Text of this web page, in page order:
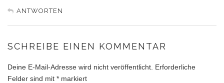
ANTWORTEN
SCHREIBE EINEN KOMMENTAR
Deine E-Mail-Adresse wird nicht veröffentlicht. Erforderliche
Felder sind mit * markiert